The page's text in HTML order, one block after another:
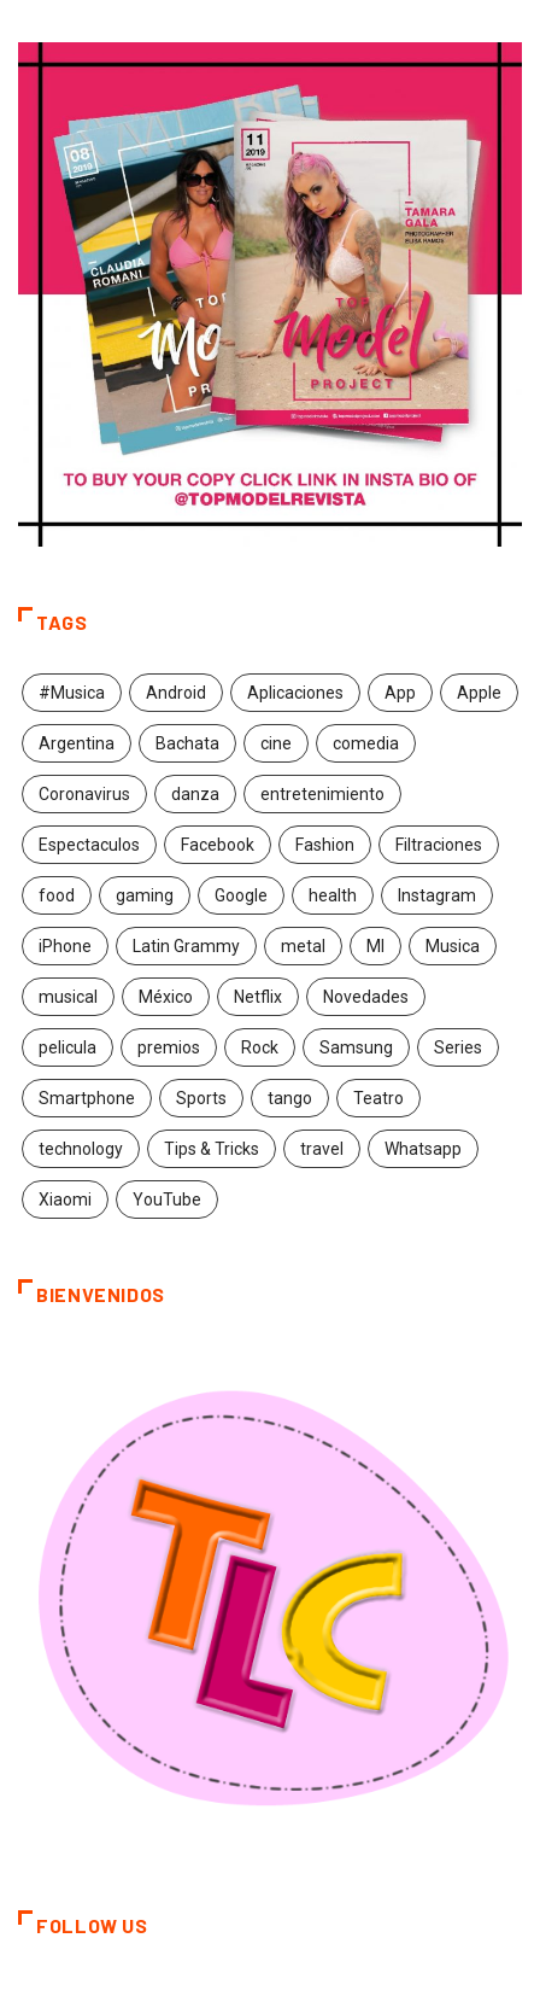
TAGS
#Musica Android Aplicaciones App Apple
Argentina Bachata cine comedia
Coronavirus danza entretenimiento
Espectaculos Facebook Fashion Filtraciones
food gaming Google health Instagram
iPhone Latin Grammy metal MI Musica
musical México Netflix Novedades
pelicula premios Rock Samsung Series
Smartphone Sports tango Teatro
technology Tips & Tricks travel Whatsapp
Xiaomi YouTube
BIENVENIDOS
FOLLOW US